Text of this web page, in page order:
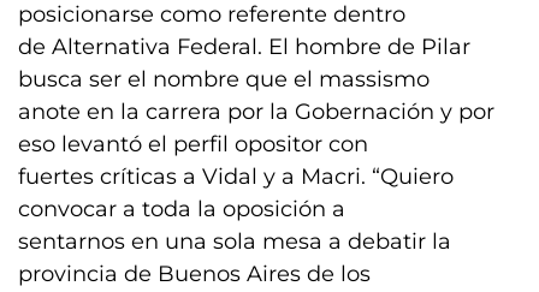
posicionarse como referente dentro
de Alternativa Federal. El hombre de Pilar
busca ser el nombre que el massismo
anote en la carrera por la Gobernación y por
eso levantó el perfil opositor con
fuertes críticas a Vidal y a Macri. “Quiero
convocar a toda la oposición a
sentarnos en una sola mesa a debatir la
provincia de Buenos Aires de los